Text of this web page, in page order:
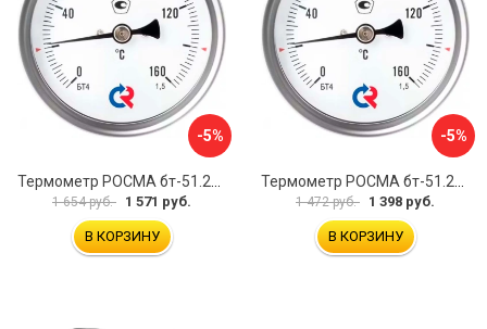
-5%
1 654 руб. 1 571 руб.
В КОРЗИНУ
-5%
1 472 руб. 1 398 руб.
В КОРЗИНУ